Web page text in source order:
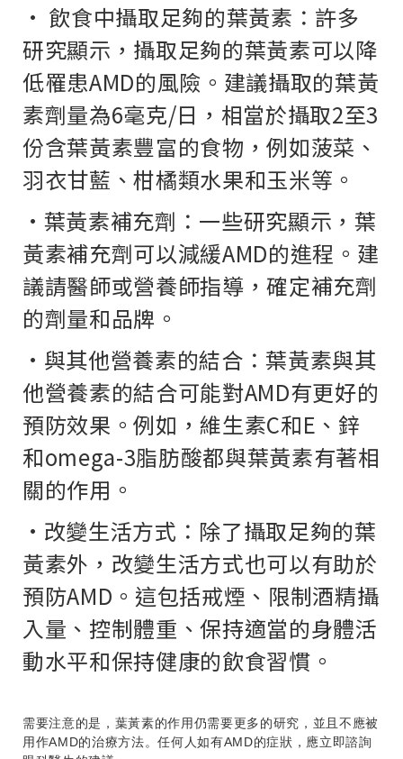
· 飲食中攝取足夠的葉黃素：許多
研究顯示，攝取足夠的葉黃素可以降
低罹患AMD的風險。建議攝取的葉黃
素劑量為6毫克/日，相當於攝取2至3
份含葉黃素豐富的食物，例如菠菜、
羽衣甘藍、柑橘類水果和玉米等。
·葉黃素補充劑：一些研究顯示，葉
黃素補充劑可以減緩AMD的進程。建
議請醫師或營養師指導，確定補充劑
的劑量和品牌。
·與其他營養素的結合：葉黃素與其
他營養素的結合可能對AMD有更好的
預防效果。例如，維生素C和E、鋅
和omega-3脂肪酸都與葉黃素有著相
關的作用。
·改變生活方式：除了攝取足夠的葉
黃素外，改變生活方式也可以有助於
預防AMD。這包括戒煙、限制酒精攝
入量、控制體重、保持適當的身體活
動水平和保持健康的飲食習慣。
需要注意的是，葉黃素的作用仍需要更多的研究，並且不應被
用作AMD的治療方法。任何人如有AMD的症狀，應立即諮詢